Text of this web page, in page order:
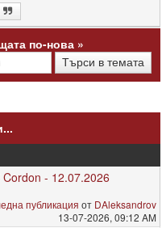
по-нова »
- 12.07.2026
публикация от DAleksandrov
13-07-2026, 09:12 AM